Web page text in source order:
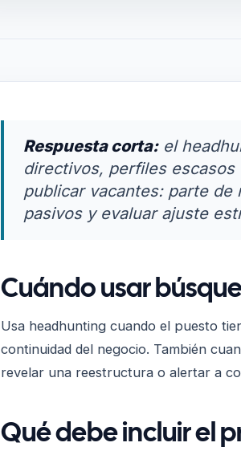
Respuesta corta:el
directivos, perfiles
publicar vacantes: parte de
pasivos y evaluar ajuste
Cuándo usar
Usa headhunting cuando el puesto
continuidad del negocio. También
revelar una reestructura o alertar a
Qué debe incluir el